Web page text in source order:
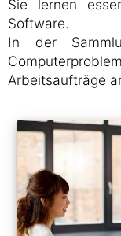
Sie lernen
Software.
In der
Arbeitsaufträge